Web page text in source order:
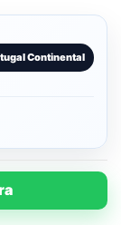
Continental